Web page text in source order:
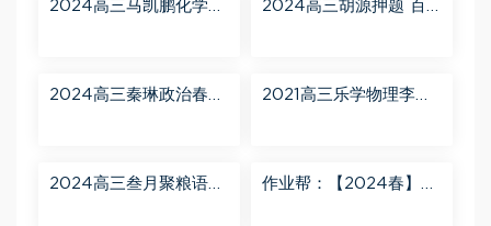
2024高三马凯鹏化学一
2024高三胡源押题 百
2024高三秦琳政治春季
2021高三乐学物理李玮
2024高三叁月聚粮语文
作业帮：【2024春】高